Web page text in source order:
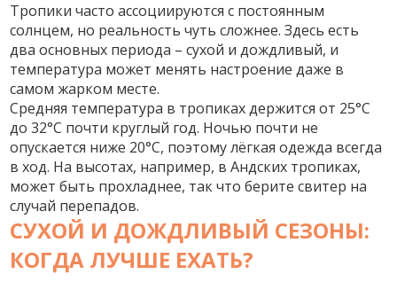
Тропики часто ассоциируются с постоянным
солнцем, но реальность чуть сложнее. Здесь есть
два основных периода – сухой и дождливый, и
температура может менять настроение даже в
самом жарком месте.
Средняя температура в тропиках держится от 25°C
до 32°C почти круглый год. Ночью почти не
опускается ниже 20°C, поэтому лёгкая одежда всегда
в ход. На высотах, например, в Андских тропиках,
может быть прохладнее, так что берите свитер на
случай перепадов.
СУХОЙ И ДОЖДЛИВЫЙ СЕЗОНЫ:
КОГДА ЛУЧШЕ ЕХАТЬ?